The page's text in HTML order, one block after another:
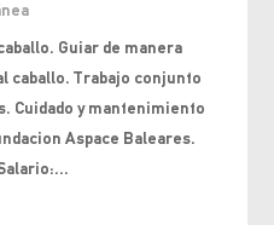
Guiar de manera
caballo. Trabajo conjunto
Cuidado y mantenimiento
Aspace Baleares.